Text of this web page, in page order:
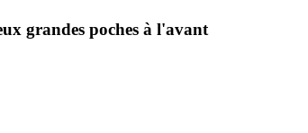
grandes poches à l'avant